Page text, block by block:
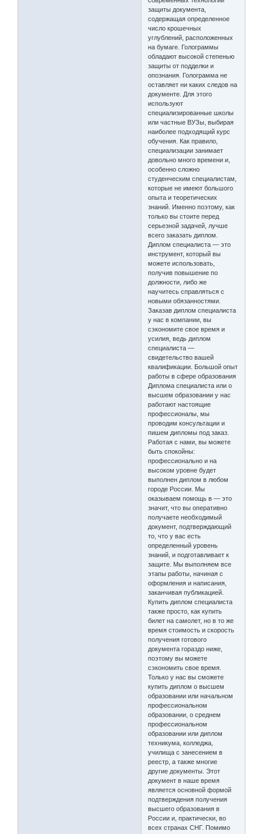
защиты документа,
содержащая определенное
число крошечных
углублений, расположенных
на бумаге. Голограммы
обладают высокой степенью
защиты от подделки и
опознания. Голограмма не
оставляет ни каких следов на
документе. Для этого
используют
специализированные школы
или частные ВУЗы, выбирая
наиболее подходящий курс
обучения. Как правило,
специализации занимает
довольно много времени и,
особенно сложно
студенческим специалистам,
которые не имеют большого
опыта и теоретических
знаний. Именно поэтому, как
только вы стоите перед
серьезной задачей, лучше
всего заказать диплом.
Диплом специалиста — это
инструмент, который вы
можете использовать,
получив повышение по
должности, либо же
научитесь справляться с
новыми обязанностями.
Заказав диплом специалиста
у нас в компании, вы
сэкономите свое время и
усилия, ведь диплом
специалиста —
свидетельство вашей
квалификации. Большой опыт
работы в сфере образования
Диплома специалиста или о
высшем образовании у нас
работают настоящие
профессионалы, мы
проводим консультации и
пишем дипломы под заказ.
Работая с нами, вы можете
быть спокойны:
профессионально и на
высоком уровне будет
выполнен диплом в любом
городе России. Мы
оказываем помощь в — это
значит, что вы оперативно
получаете необходимый
документ, подтверждающий
то, что у вас есть
определенный уровень
знаний, и подготавливает к
защите. Мы выполняем все
этапы работы, начиная с
оформления и написания,
заканчивая публикацией.
Купить диплом специалиста
также просто, как купить
билет на самолет, но в то же
время стоимость и скорость
получения готового
документа гораздо ниже,
поэтому вы можете
сэкономить свое время.
Только у нас вы сможете
купить диплом о высшем
образовании или начальном
профессиональном
образовании, о среднем
профессиональном
образовании или диплом
техникума, колледжа,
училища с занесением в
реестр, а также многие
другие документы. Этот
документ в наше время
является основной формой
подтверждения получения
высшего образования в
России и, практически, во
всех странах СНГ. Помимо